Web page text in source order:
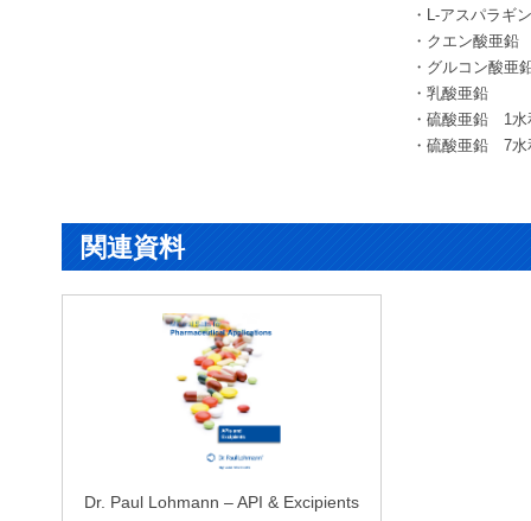
・ L-アスパラギ
・クエン酸亜
・グルコン酸亜
・乳酸亜鉛
・硫酸亜鉛 1 水
・硫酸亜鉛 7水
関連資料
Dr. Paul Lohmann – API & Excipients